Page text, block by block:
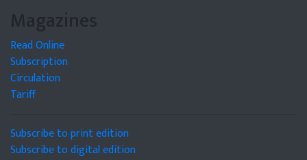
Magazines
Read Online
Subscription
Circulation
Tariff
Subscribe to print edition
Subscribe to digital edition